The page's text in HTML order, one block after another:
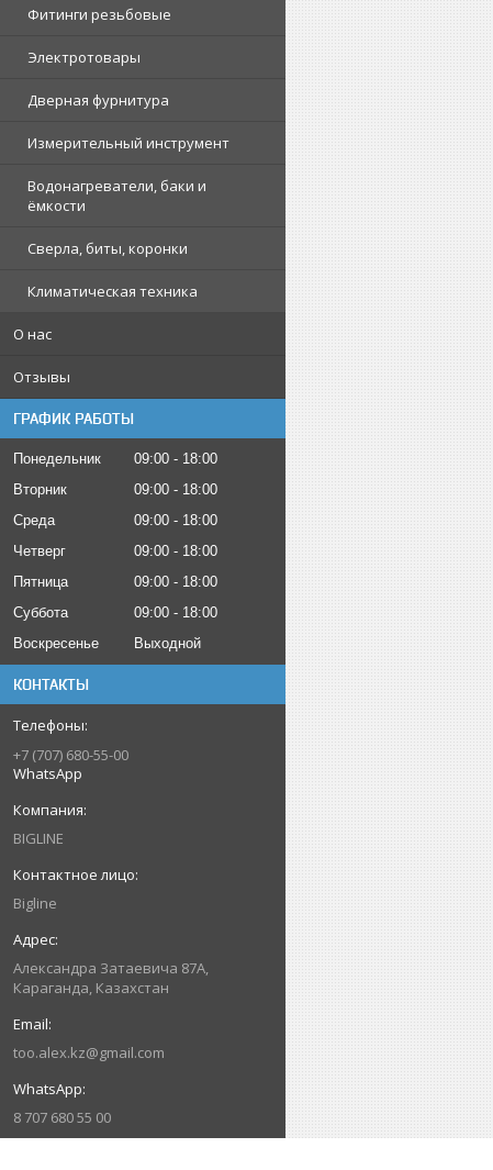
Фитинги резьбовые
Электротовары
Дверная фурнитура
Измерительный инструмент
Водонагреватели, баки и
ёмкости
Сверла, биты, коронки
Климатическая техника
О нас
Отзывы
ГРАФИК РАБОТЫ
Понедельник 09:00
18:00
Вторник
09:00
18:00
Среда
09:00
18:00
Четверг
09:00
18:00
Пятница
09:00
18:00
Суббота
09:00
18:00
Воскресенье
Выходной
КОНТАКТЫ
+7 (707) 680-55-00
WhatsApp
BIGLINE
Bigline
Александра Затаевича 87А,
Караганда, Казахстан
too.alex.kz@gmail.com
8 707 680 55 00